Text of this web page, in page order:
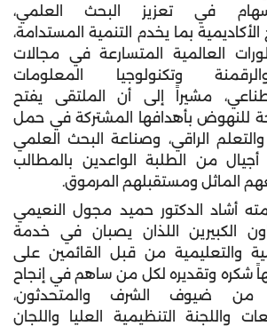
في تعزيز البحث العلمي،
الأكاديمية بما يخدم التنمية المستدامة،
العالمية المتسارعة في مجالات
وتكنولوجيا المعلومات
مشيراً إلى أن الملتقى يفتح
للنهوض بأهدافها المشتركة في حمل
والتعلم الراقي، وصناعة البحث العلمي
أجيال من الطلبة الواعدين بالمطالب
الماثل ومستقبلهم المرموق.
أشاد الدكتور حميد مجول النعيمي
الكبيرين اللذان يصبان في خدمة
والتعليمية من قبل القائمين على
شكره وتقديره لكل من ساهم في إنجاح
من ضيوف الشرف والمتحدثون،
واللجنة التنظيمية العليا واللجان